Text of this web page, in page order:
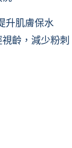
升肌膚保水
齡，減少粉刺